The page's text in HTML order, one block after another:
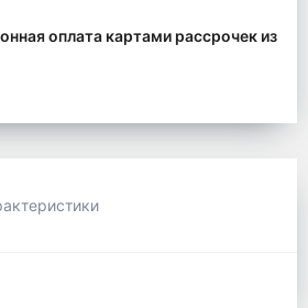
оплата картами рассрочек из